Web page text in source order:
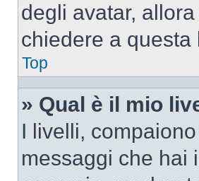
degli avatar,
chiedere a questa
Top
» Qual è il mio
I livelli,
messaggi che hai